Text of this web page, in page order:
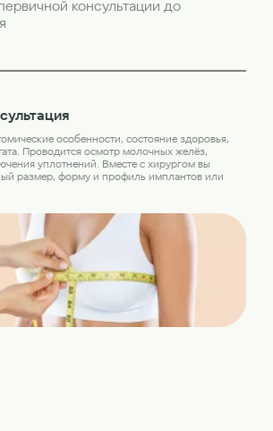
консультации до
особенности, состояние здоровья,
Проводится осмотр молочных желёз,
уплотнений. Вместе с хирургом вы
размер, форму и профиль имплантов или